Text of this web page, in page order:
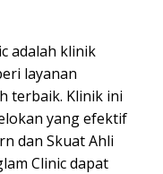
adalah klinik
layanan
terbaik. Klinik ini
yang efektif
dan Skuat Ahli
Clinic dapat